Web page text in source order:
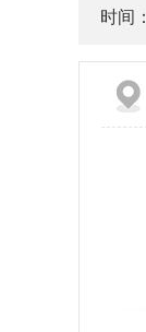
时间：